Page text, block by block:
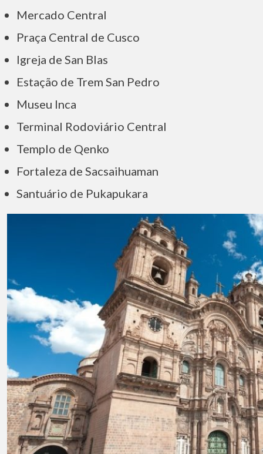
Mercado Central
Praça Central de Cusco
Igreja de San Blas
Estação de Trem San Pedro
Museu Inca
Terminal Rodoviário Central
Templo de Qenko
Fortaleza de Sacsaihuaman
Santuário de Pukapukara